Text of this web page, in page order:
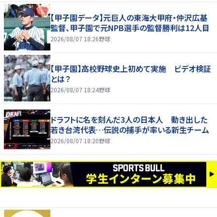
【甲子園データ】元巨人の東海大甲府・仲沢広基
監督、甲子園で元NPB選手の監督勝利は12人目
2026/08/07 18:26野球
【甲子園】高校野球史上初めて実施 ビデオ検証
とは？
2026/08/07 18:24野球
ドラフトに名を刻んだ3人の日本人 動き出した
若き台湾代表…伝説の捕手が率いる新生チーム
2026/08/07 18:20野球